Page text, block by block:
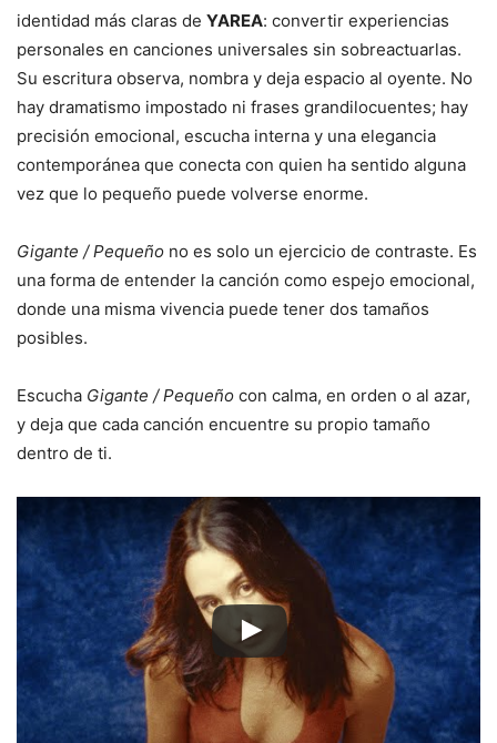
identidad más claras de YAREA: convertir experiencias
personales en canciones universales sin sobreactuarlas.
Su escritura observa, nombra y deja espacio al oyente. No
hay dramatismo impostado ni frases grandilocuentes; hay
precisión emocional, escucha interna y una elegancia
contemporánea que conecta con quien ha sentido alguna
vez que lo pequeño puede volverse enorme.
Gigante / Pequeño no es solo un ejercicio de contraste. Es
una forma de entender la canción como espejo emocional,
donde una misma vivencia puede tener dos tamaños
posibles.
Escucha Gigante / Pequeño con calma, en orden o al azar,
y deja que cada canción encuentre su propio tamaño
dentro de ti.